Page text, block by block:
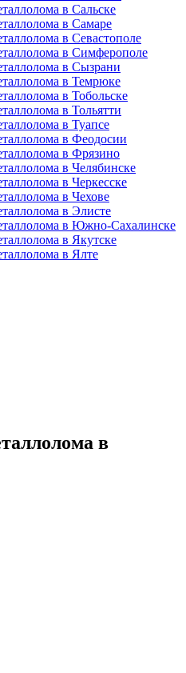
в Сальске
в Самаре
в Севастополе
в Симферополе
в Сызрани
в Темрюке
в Тобольске
в Тольятти
в Туапсе
в Феодосии
в Фрязино
в Челябинске
в Черкесске
в Чехове
в Элисте
в Южно-Сахалинске
в Якутске
в Ялте
в